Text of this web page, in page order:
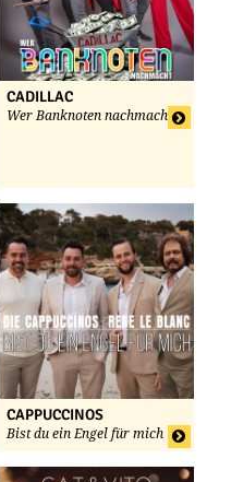
CADILLAC
Wer Banknoten nachmacht
CAPPUCCINOS
Bist du ein Engel für mich